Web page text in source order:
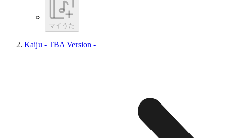
マイうた
Kaiju - TBA Version -